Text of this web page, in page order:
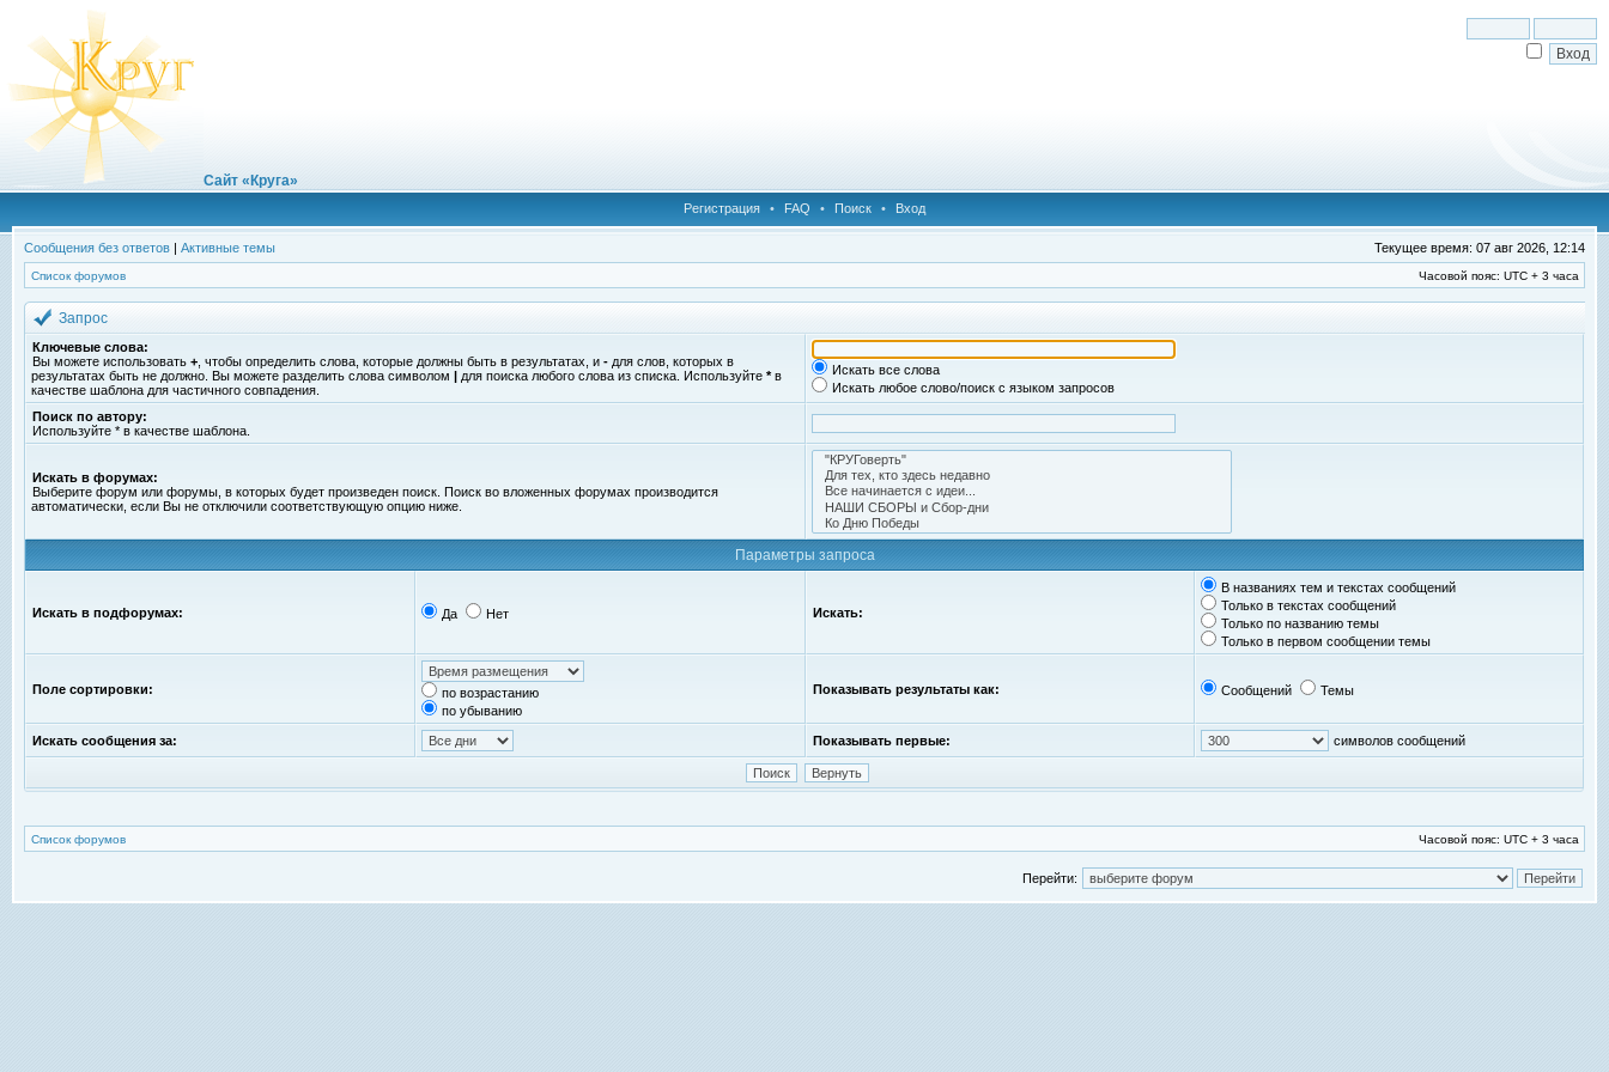
Сайт «Круга»
Регистрация • FAQ • Поиск • Вход
Сообщения без ответов | Активные темы Текущее время: 07 авг 2026, 12:14
Список форумов Часовой пояс: UTC + 3 часа
Запрос
Ключевые слова:
Вы можете использовать + , чтобы определить слова, которые должны быть в результатах, и - для слов, которых в
результатах быть не должно. Вы можете разделить слова символом | для поиска любого слова из списка. Используйте *в
качестве шаблона для частичного совпадения.
Искать все слова
Искать любое слово/поиск с языком запросов
Поиск по автору:
Используйте * в качестве шаблона.
Искать в форумах:
Выберите форум или форумы, в которых будет произведен поиск. Поиск во вложенных форумах производится
автоматически, если Вы не отключили соответствующую опцию ниже.
Параметры запроса
Искать в подфорумах: Да Нет Искать:
В названиях тем и текстах сообщений
Только в текстах сообщений
Только по названию темы
Только в первом сообщении темы
Поле сортировки:
по возрастанию
по убыванию
Показывать результаты как: Сообщений Темы
Искать сообщения за: Показывать первые: символов сообщений
Список форумов Часовой пояс: UTC + 3 часа
Перейти: